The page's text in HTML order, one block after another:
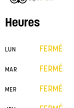
Heures
LUN FERMÉ
MAR FERMÉ
MER FERMÉ